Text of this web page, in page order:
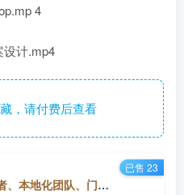
4
设计.mp4
，请付费后查看
app拉新项目：适合个人创业者、本地化团队、门店老板、门店服务营销公司
已售 23